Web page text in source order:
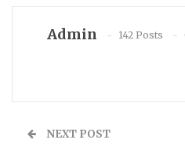
Admin 142 Posts
NEXT POST